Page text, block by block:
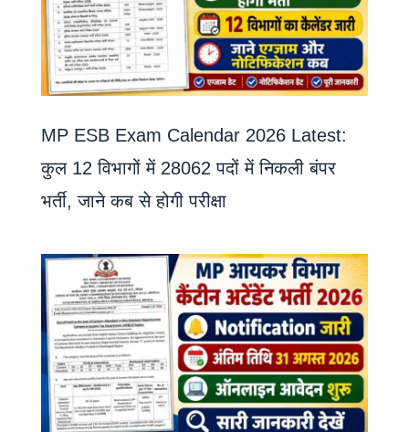
MP ESB Exam Calendar 2026 Latest:
कुल 12 विभागों में 28062 पदों में निकली बंपर
भर्ती, जाने कब से होगी परीक्षा